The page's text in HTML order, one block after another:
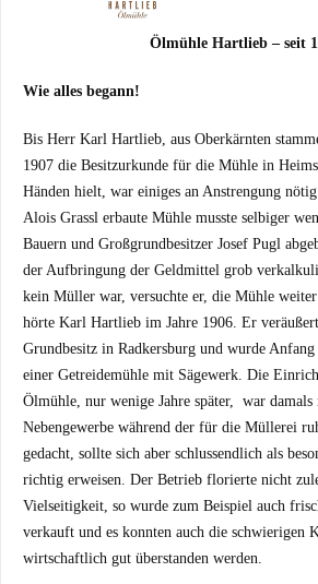
Ölmühle Hartlieb – seit
Wie alles begann!
Bis Herr Karl Hartlieb, aus Oberkärnten
1907 die Besitzurkunde für die Mühle in
Händen hielt, war einiges an Anstrengung
Alois Grassl erbaute Mühle musste selbiger
Bauern und Großgrundbesitzer Josef Pugl
der Aufbringung der Geldmittel grob
kein Müller war, versuchte er, die Mühle
hörte Karl Hartlieb im Jahre 1906. Er
Grundbesitz in Radkersburg und wurde
einer Getreidemühle mit Sägewerk. Die
Ölmühle, nur wenige Jahre später, war damals
Nebengewerbe während der für die Müllerei
gedacht, sollte sich aber schlussendlich als
richtig erweisen. Der Betrieb florierte nicht
Vielseitigkeit, so wurde zum Beispiel auch
verkauft und es konnten auch die schwierigen
wirtschaftlich gut überstanden werden.